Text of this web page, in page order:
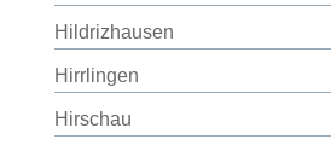
Hildrizhausen
Hirrlingen
Hirschau